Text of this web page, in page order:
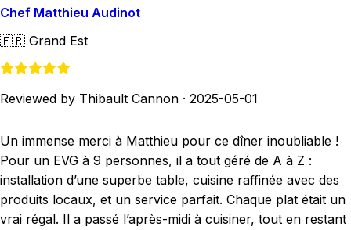
Chef Matthieu Audinot
🇫🇷 Grand Est
Reviewed by Thibault Cannon · 2025-05-01
Un immense merci à Matthieu pour ce dîner inoubliable !
Pour un EVG à 9 personnes, il a tout géré de A à Z :
installation d’une superbe table, cuisine raffinée avec des
produits locaux, et un service parfait. Chaque plat était un
vrai régal. Il a passé l’après-midi à cuisiner, tout en restant